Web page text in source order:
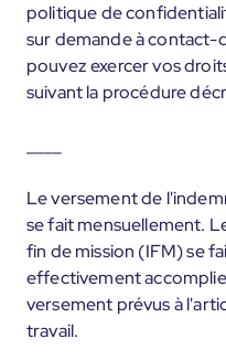
politique de
sur demande à contact-
pouvez exercer vos
suivant la procédure
Le versement de
se fait mensuellement.
fin de mission (IFM) se
effectivement
versement prévus à
travail.